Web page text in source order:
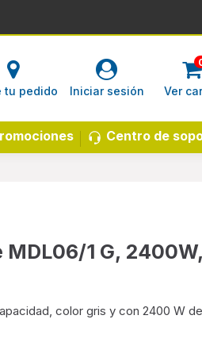
tu pedido Iniciar sesión Ver
Centro de
1 G,
color gris y con 2400 W de